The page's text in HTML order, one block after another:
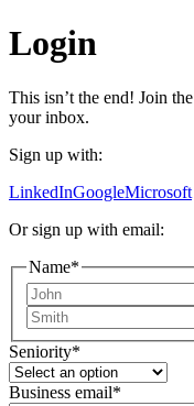
Login
This isn’t the end! Join
your inbox.
Sign up with:
LinkedInGoogleMicrosoft
Or sign up with email:
Name*
Seniority*
Business email*